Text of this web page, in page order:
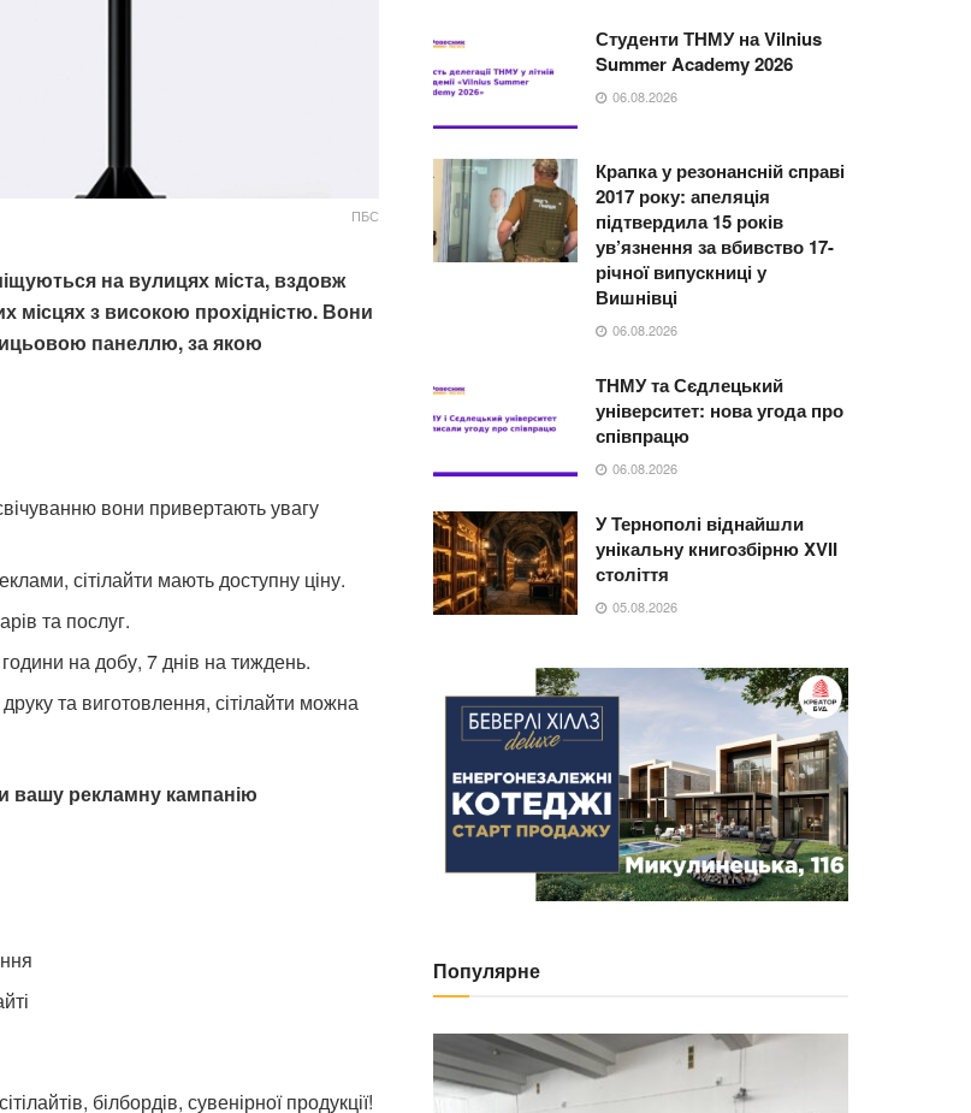
ПБС
на вулицях міста, вздовж
місцях з високою прохідністю. Вони
панеллю, за якою
вони привертають увагу
сітілайти мають доступну ціну.
та послуг.
на добу, 7 днів на тиждень.
та виготовлення, сітілайти можна
вашу рекламну кампанію
білбордів, сувенірної продукції!
Студенти ТНМУ на Vilnius
Summer Academy 2026
06.08.2026
Крапка у резонансній справі
2017 року: апеляція
підтвердила 15 років
ув’язнення за вбивство 17-
річної випускниці у
Вишнівці
06.08.2026
ТНМУ та Сєдлецький
університет: нова угода про
співпрацю
06.08.2026
У Тернополі віднайшли
унікальну книгозбірню XVII
століття
05.08.2026
Популярне